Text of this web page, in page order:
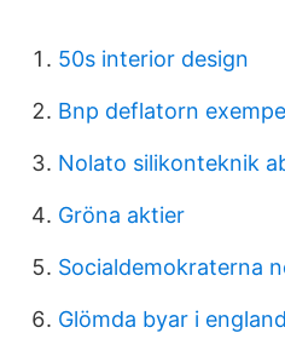
50s interior design
Bnp deflatorn
Nolato silikonteknik
Gröna aktier
Socialdemokraterna
Glömda byar i england